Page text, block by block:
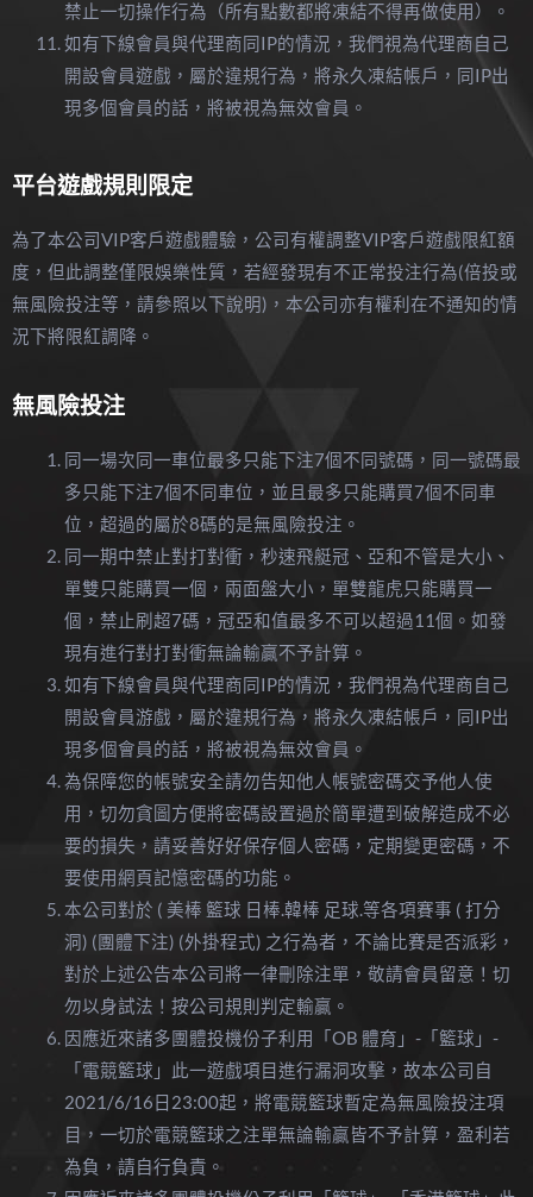
禁止一切操作行為（所有點數都將凍結不得再做使用）。
如有下線會員與代理商同IP的情況，我們視為代理商自己
開設會員遊戲，屬於違規行為，將永久凍結帳戶，同IP出
現多個會員的話，將被視為無效會員。
平台遊戲規則限定
為了本公司VIP客戶遊戲體驗，公司有權調整VIP客戶遊戲限紅額
度，但此調整僅限娛樂性質，若經發現有不正常投注行為(倍投或
無風險投注等，請參照以下說明)，本公司亦有權利在不通知的情
況下將限紅調降。
無風險投注
同一場次同一車位最多只能下注7個不同號碼，同一號碼最
多只能下注7個不同車位，並且最多只能購買7個不同車
位，超過的屬於8碼的是無風險投注。
同一期中禁止對打對衝，秒速飛艇冠、亞和不管是大小、
單雙只能購買一個，兩面盤大小，單雙龍虎只能購買一
個，禁止刷超7碼，冠亞和值最多不可以超過11個。如發
現有進行對打對衝無論輸贏不予計算。
如有下線會員與代理商同IP的情況，我們視為代理商自己
開設會員游戲，屬於違規行為，將永久凍結帳戶，同IP出
現多個會員的話，將被視為無效會員。
為保障您的帳號安全請勿告知他人帳號密碼交予他人使
用，切勿貪圖方便將密碼設置過於簡單遭到破解造成不必
要的損失，請妥善好好保存個人密碼，定期變更密碼，不
要使用網頁記憶密碼的功能。
本公司對於 ( 美棒 籃球 日棒.韓棒 足球.等各項賽事 ( 打分
洞) (團體下注) (外掛程式) 之行為者，不論比賽是否派彩，
對於上述公告本公司將一律刪除注單，敬請會員留意！切
勿以身試法！按公司規則判定輸贏。
因應近來諸多團體投機份子利用「OB 體育」-「籃球」-
「電競籃球」此一遊戲項目進行漏洞攻擊，故本公司自
2021/6/16日23:00起，將電競籃球暫定為無風險投注項
目，一切於電競籃球之注單無論輸贏皆不予計算，盈利若
為負，請自行負責。